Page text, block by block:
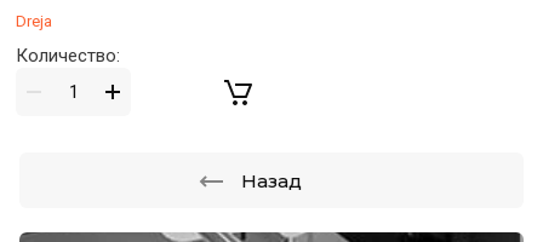
Dreja
Количество:
Назад